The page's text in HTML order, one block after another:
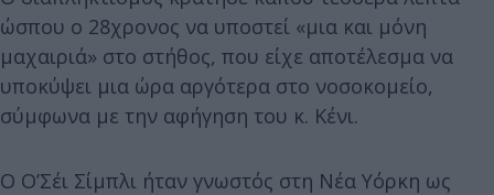
ώσπου ο 28χρονος να υποστεί «μια και μόνη
μαχαιριά» στο στήθος, που είχε αποτέλεσμα να
υποκύψει μια ώρα αργότερα στο νοσοκομείο,
σύμφωνα με την αφήγηση του κ. Κένι.
Ο Ο’Σέι Σίμπλι ήταν γνωστός στη Νέα Υόρκη ως